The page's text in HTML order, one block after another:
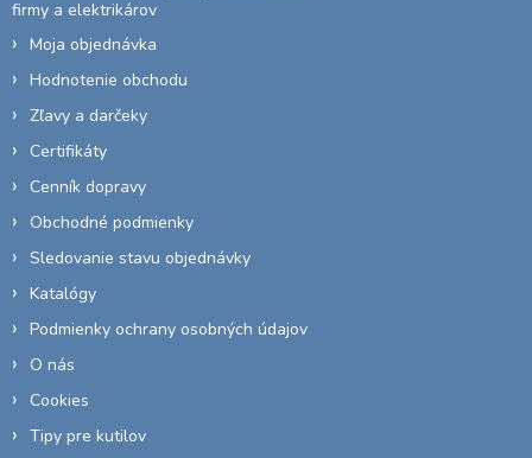
firmy a elektrikárov
Moja objednávka
Hodnotenie obchodu
Zľavy a darčeky
Certifikáty
Cenník dopravy
Obchodné podmienky
Sledovanie stavu objednávky
Katalógy
Podmienky ochrany osobných údajov
O nás
Cookies
Tipy pre kutilov